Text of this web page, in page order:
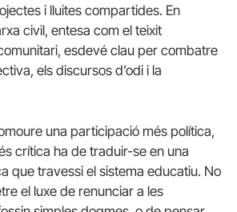
i lluites compartides. En
civil, entesa com el teixit
esdevé clau per combatre
els discursos d’odi i la
una participació més política,
crítica ha de traduir-se en una
que travessi el sistema educatiu. No
el luxe de renunciar a les